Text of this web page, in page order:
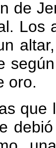
de
Los
oro.